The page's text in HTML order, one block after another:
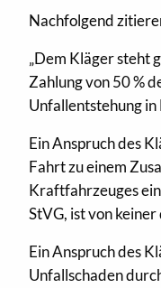
Nachfolgend
„Dem Kläger steht
Zahlung von 50 %
Unfallentstehung
Ein Anspruch des
Fahrt zu einem
Kraftfahrzeuges
StVG, ist von
Ein Anspruch des
Unfallschaden